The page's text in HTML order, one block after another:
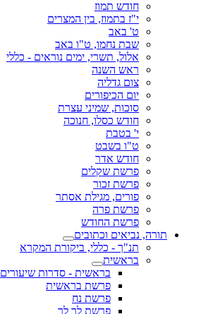
חודש תמוז
י"ז בתמוז, בין המצרים
ט' באב
שבת נחמו, ט"ו באב
אלול, תשרי, ימים נוראים - כללי
ראש השנה
צום גדליה
יום הכיפורים
סוכות, שמיני עצרת
חודש כסלו, חנוכה
י' בטבת
ט"ו בשבט
חודש אדר
פרשת שקלים
פרשת זכור
פורים, מגילת אסתר
פרשת פרה
פרשת החודש
תורה, נביאים וכתובים
תנ"ך - כללי, ביקורת המקרא
בראשית
בראשית - סדרות שיעורים
פרשת בראשית
פרשת נח
פרשת לך לך